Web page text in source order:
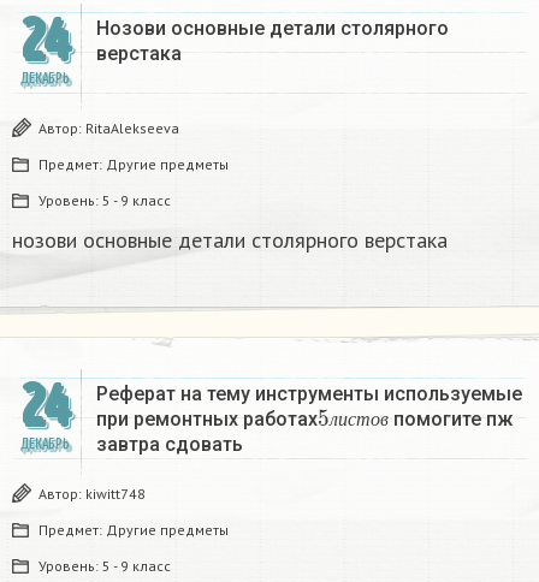
24
ДЕКАБРЬ
Нозови основные детали столярного
верстака
Автор: RitaAlekseeva
Предмет: Другие предметы
Уровень: 5 - 9 класс
нозови основные детали столярного верстака
24
ДЕКАБРЬ
Реферат на тему инструменты используемые
при ремонтных работах
л и с т о в
5лист ов
помогите пж
завтра сдовать​
Автор: kiwitt748
Предмет: Другие предметы
Уровень: 5 - 9 класс